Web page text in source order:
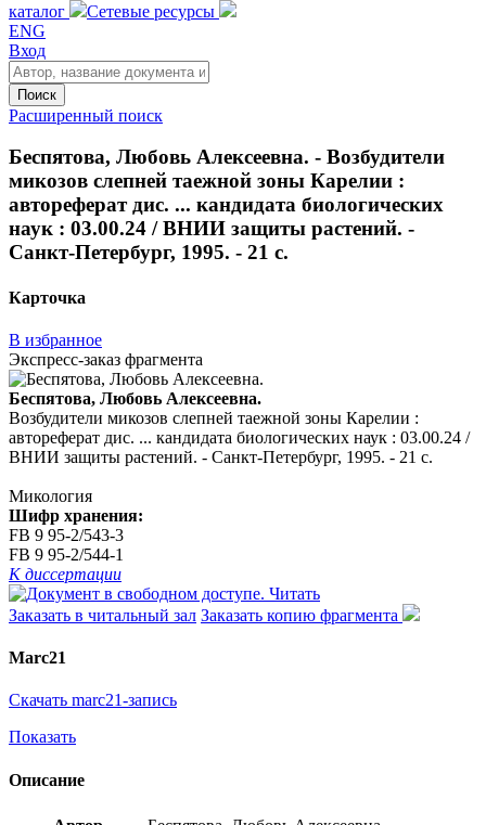
каталог
Сетевые ресурсы
ENG
Вход
Поиск
Расширенный поиск
Беспятова, Любовь Алексеевна. - Возбудители
микозов слепней таежной зоны Карелии :
автореферат дис. ... кандидата биологических
наук : 03.00.24 / ВНИИ защиты растений. -
Санкт-Петербург, 1995. - 21 с.
Карточка
В избранное
Экспресс-заказ фрагмента
Беспятова, Любовь Алексеевна.
Возбудители микозов слепней таежной зоны Карелии :
автореферат дис. ... кандидата биологических наук : 03.00.24 /
ВНИИ защиты растений. - Санкт-Петербург, 1995. - 21 с.
Микология
Шифр хранения:
FB 9 95-2/543-3
FB 9 95-2/544-1
К диссертации
Читать
Заказать в читальный зал Заказать копию фрагмента
Marc21
Скачать marc21-запись
Показать
Описание